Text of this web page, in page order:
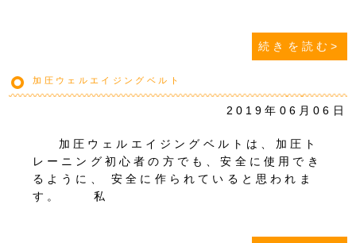
続きを読む>
加圧ウェルエイジングベルト
2019年06月06日
加圧ウェルエイジングベルトは、加圧ト
レーニング初心者の方でも、安全に使用でき
るように、 安全に作られていると思われま
す。 私